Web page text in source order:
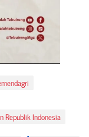
Republik Indonesia